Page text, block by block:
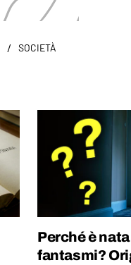
/ SOCIETÀ
Perché è
fantasmi?